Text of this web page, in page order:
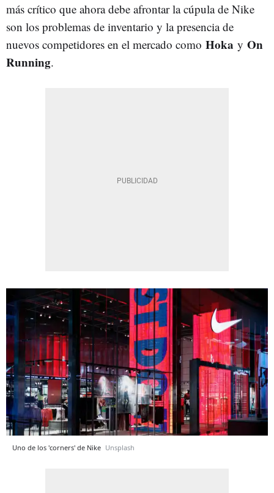
más crítico que ahora debe afrontar la cúpula de Nike
son los problemas de inventario y la presencia de
nuevos competidores en el mercado como Hoka y On
Running.
Uno de los 'corners' de Nike Unsplash